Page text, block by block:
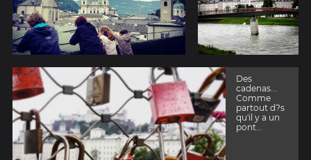
Des
cadenas...
Comme
partout d?s
qu'il y a un
pont...